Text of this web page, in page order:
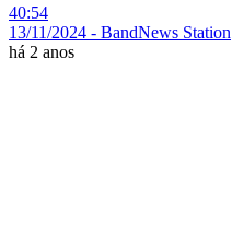
40:54
13/11/2024 - BandNews Station
há 2 anos